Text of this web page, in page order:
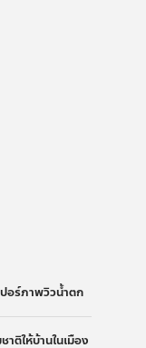
อร์ภาพวิวน้ำตก
ติให้บ้านในเมือง